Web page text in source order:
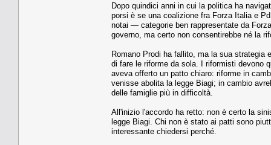
Dopo quindici anni in cui la politica ha
porsi è se una coalizione fra Forza Italia e
notai — categorie ben rappresentate da
governo, ma certo non consentirebbe né la
Romano Prodi ha fallito, ma la sua strategia
di fare le riforme da sola. I riformisti devono
aveva offerto un patto chiaro: riforme in
venisse abolita la legge Biagi; in cambio
delle famiglie più in difficoltà.
All'inizio l'accordo ha retto: non è certo la
legge Biagi. Chi non è stato ai patti sono
interessante chiedersi perché.